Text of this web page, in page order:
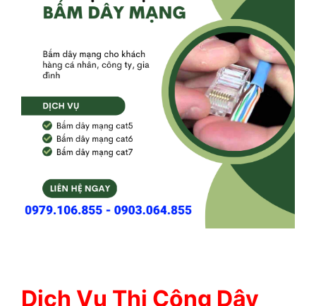
Dịch Vụ Thi Công Dây